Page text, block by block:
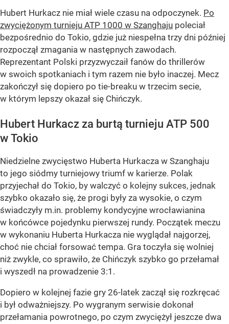
Hubert Hurkacz nie miał wiele czasu na odpoczynek. Po
zwyciężonym turnieju ATP 1000 w Szanghaju poleciał
bezpośrednio do Tokio, gdzie już niespełna trzy dni później
rozpoczął zmagania w następnych zawodach.
Reprezentant Polski przyzwyczaił fanów do thrillerów
w swoich spotkaniach i tym razem nie było inaczej. Mecz
zakończył się dopiero po tie-breaku w trzecim secie,
w którym lepszy okazał się Chińczyk.
Hubert Hurkacz za burtą turnieju ATP 500
w Tokio
Niedzielne zwycięstwo Huberta Hurkacza w Szanghaju
to jego siódmy turniejowy triumf w karierze. Polak
przyjechał do Tokio, by walczyć o kolejny sukces, jednak
szybko okazało się, że progi były za wysokie, o czym
świadczyły m.in. problemy kondycyjne wrocławianina
w końcówce pojedynku pierwszej rundy. Początek meczu
w wykonaniu Huberta Hurkacza nie wyglądał najgorzej,
choć nie chciał forsować tempa. Gra toczyła się wolniej
niż zwykle, co sprawiło, że Chińczyk szybko go przełamał
i wyszedł na prowadzenie 3:1.
Dopiero w kolejnej fazie gry 26-latek zaczął się rozkręcać
i był odważniejszy. Po wygranym serwisie dokonał
przełamania powrotnego, po czym zwyciężył jeszcze dwa